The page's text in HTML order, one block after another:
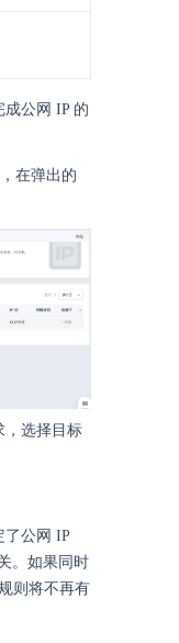
成公网 IP 的
在弹出的
，选择目标
了公网 IP
。如果同时
则将不再有